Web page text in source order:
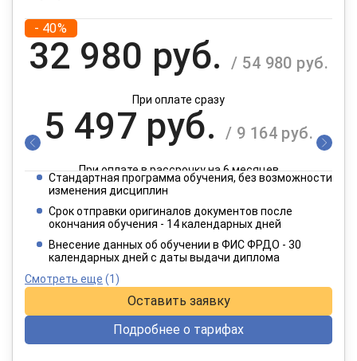
- 40%
32 980 руб. / 54 980 руб.
При оплате сразу
5 497 руб. / 9 164 руб.
При оплате в рассрочку на 6 месяцев
2 749 руб.
При оплате в рассрочку на 12 месяцев
Стандартная программа обучения, без возможности
изменения дисциплин
Срок отправки оригиналов документов после
окончания обучения - 14 календарных дней
Внесение данных об обучении в ФИС ФРДО - 30
календарных дней с даты выдачи диплома
Смотреть еще (1)
Оставить заявку
Подробнее о тарифах